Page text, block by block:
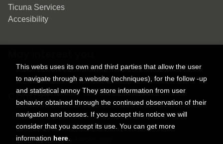
Ticuna Services
Accesibility
Contact
9150 Tahoma St.
+1 614-707-9934
contactus@ticunabooks.com
This webs uses its own and third parties that allow the user
to navigate through a website (techniques), for the follow -up
and statistical annoy They store information from user
behavior obtained through the continued observation of their
navigation and bosses. If you accept this notice we will
consider that you accept its use. You can get more
information here